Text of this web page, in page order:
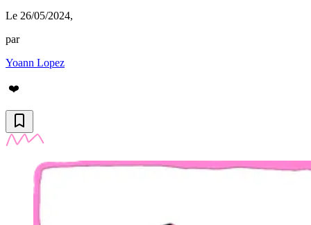
Le 26/05/2024,
par
Yoann Lopez
❤️